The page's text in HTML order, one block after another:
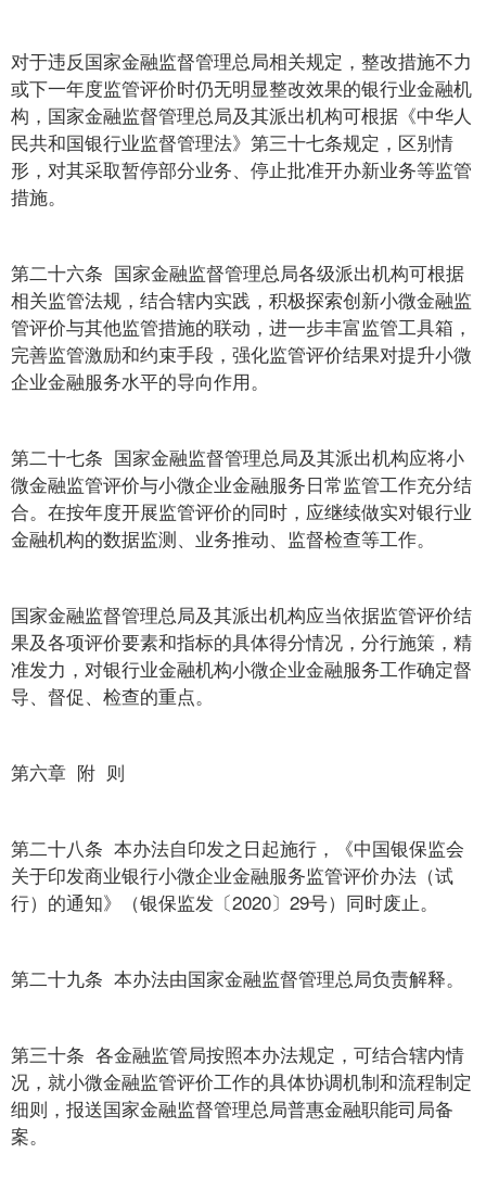
对于违反国家金融监督管理总局相关规定，整改措施不力
或下一年度监管评价时仍无明显整改效果的银行业金融机
构，国家金融监督管理总局及其派出机构可根据《中华人
民共和国银行业监督管理法》第三十七条规定，区别情
形，对其采取暂停部分业务、停止批准开办新业务等监管
措施。
第二十六条 国家金融监督管理总局各级派出机构可根据
相关监管法规，结合辖内实践，积极探索创新小微金融监
管评价与其他监管措施的联动，进一步丰富监管工具箱，
完善监管激励和约束手段，强化监管评价结果对提升小微
企业金融服务水平的导向作用。
第二十七条 国家金融监督管理总局及其派出机构应将小
微金融监管评价与小微企业金融服务日常监管工作充分结
合。在按年度开展监管评价的同时，应继续做实对银行业
金融机构的数据监测、业务推动、监督检查等工作。
国家金融监督管理总局及其派出机构应当依据监管评价结
果及各项评价要素和指标的具体得分情况，分行施策，精
准发力，对银行业金融机构小微企业金融服务工作确定督
导、督促、检查的重点。
第六章 附 则
第二十八条 本办法自印发之日起施行，《中国银保监会
关于印发商业银行小微企业金融服务监管评价办法（试
行）的通知》（银保监发〔2020〕29号）同时废止。
第二十九条 本办法由国家金融监督管理总局负责解释。
第三十条 各金融监管局按照本办法规定，可结合辖内情
况，就小微金融监管评价工作的具体协调机制和流程制定
细则，报送国家金融监督管理总局普惠金融职能司局备
案。